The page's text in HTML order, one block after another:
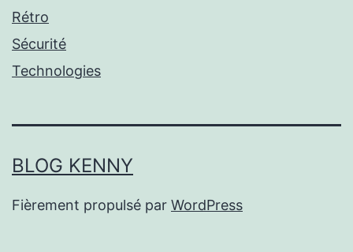
Rétro
Sécurité
Technologies
BLOG KENNY
Fièrement propulsé par WordPress